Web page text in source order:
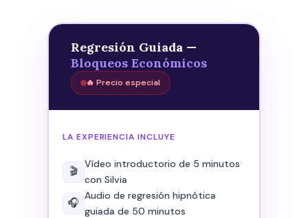
Regresión Guiada —
Bloqueos Económicos
🔥 Precio especial
LA EXPERIENCIA INCLUYE
🎬
Vídeo introductorio de 5 minutos
con Silvia
🎧
Audio de regresión hipnótica
guiada de 50 minutos